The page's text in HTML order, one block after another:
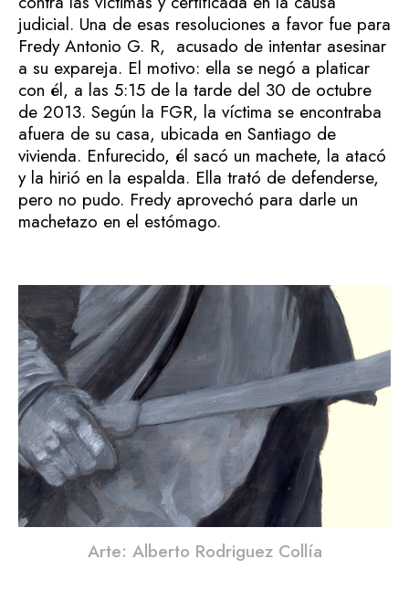
judicial. Una de esas resoluciones a favor fue para
Fredy Antonio G. R, acusado de intentar asesinar
a su expareja. El motivo: ella se negó a platicar
con él, a las 5:15 de la tarde del 30 de octubre
de 2013. Según la FGR, la víctima se encontraba
afuera de su casa, ubicada en Santiago de
vivienda. Enfurecido, él sacó un machete, la atacó
y la hirió en la espalda. Ella trató de defenderse,
pero no pudo. Fredy aprovechó para darle un
machetazo en el estómago.
Arte: Alberto Rodriguez Collía